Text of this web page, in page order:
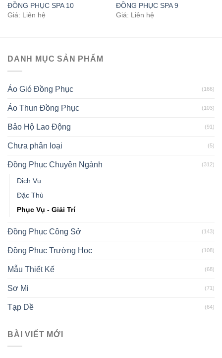
ĐỒNG PHỤC SPA 10
Giá: Liên hệ
ĐỒNG PHỤC SPA 9
Giá: Liên hệ
DANH MỤC SẢN PHẨM
Áo Gió Đồng Phục (166)
Áo Thun Đồng Phục (103)
Bảo Hộ Lao Động (91)
Chưa phân loại (5)
Đồng Phục Chuyên Ngành (312)
Dịch Vụ
Đặc Thù
Phục Vụ - Giải Trí
Đồng Phục Công Sở (143)
Đồng Phục Trường Học (108)
Mẫu Thiết Kế (68)
Sơ Mi (71)
Tạp Dề (64)
BÀI VIẾT MỚI